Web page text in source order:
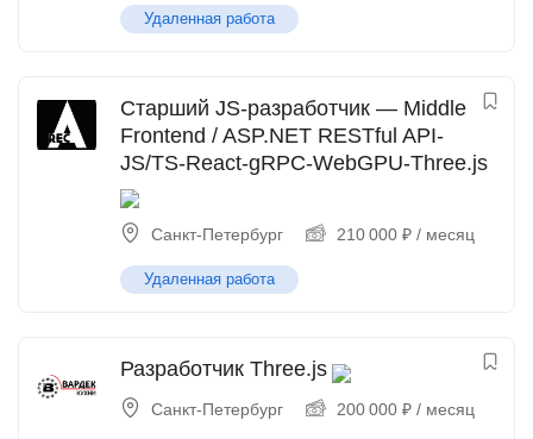
Удаленная работа
Старший JS-разработчик — Middle
Frontend / ASP.NET RESTful API-
JS/TS-React-gRPC-WebGPU-Three.js
Санкт-Петербург 210 000 ₽ / месяц
Удаленная работа
Разработчик Three.js
Санкт-Петербург 200 000 ₽ / месяц